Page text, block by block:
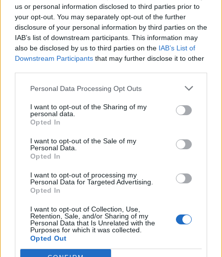
us or personal information disclosed to third parties prior to
your opt-out. You may separately opt-out of the further
disclosure of your personal information by third parties on the
IAB’s list of downstream participants. This information may
also be disclosed by us to third parties on the IAB’s List of
Downstream Participants that may further disclose it to other
Personal Data Processing Opt Outs
I want to opt-out of the Sharing of my
personal data.
Opted In
I want to opt-out of the Sale of my
Personal Data.
Opted In
I want to opt-out of processing my
Personal Data for Targeted Advertising.
Opted In
I want to opt-out of Collection, Use,
Retention, Sale, and/or Sharing of my
Personal Data that Is Unrelated with the
Purposes for which it was collected.
Opted Out
Seguici su Google Discover
Segui Libero Quotidiano su Google Discover
Scegli Libero Quotidiano come fonte preferita
SPETTACOLI
SCIENZA E TECH
Libero ShoppingContattiPubblicitàCookie policy
Condizioni generali